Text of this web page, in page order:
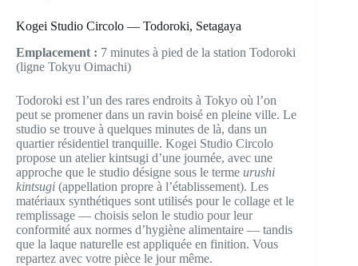
Kogei Studio Circolo — Todoroki, Setagaya
Emplacement : 7 minutes à pied de la station Todoroki
(ligne Tokyu Oimachi)
Todoroki est l’un des rares endroits à Tokyo où l’on
peut se promener dans un ravin boisé en pleine ville. Le
studio se trouve à quelques minutes de là, dans un
quartier résidentiel tranquille. Kogei Studio Circolo
propose un atelier kintsugi d’une journée, avec une
approche que le studio désigne sous le terme urushi
kintsugi (appellation propre à l’établissement). Les
matériaux synthétiques sont utilisés pour le collage et le
remplissage — choisis selon le studio pour leur
conformité aux normes d’hygiène alimentaire — tandis
que la laque naturelle est appliquée en finition. Vous
repartez avec votre pièce le jour même.